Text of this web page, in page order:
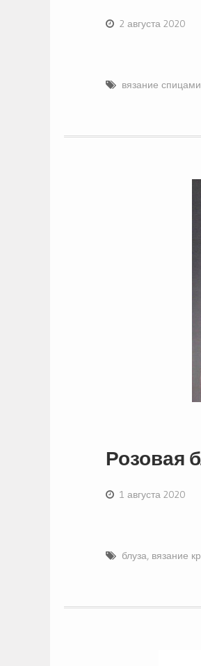
2 августа 2020
вязание спицами
Розовая
1 августа 2020
блуза, вязание